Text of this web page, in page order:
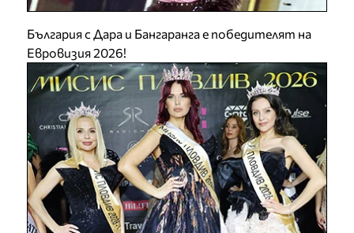
България с Дара и Бангаранга е победителят на
Евровизия 2026!